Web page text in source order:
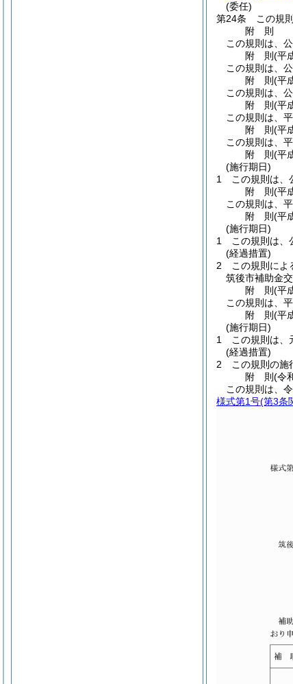
(委任)
第24条
この規
附 則
この規則は、
附 則(平
この規則は、
附 則(平
この規則は、
附 則(平
この規則は、
附 則(平
この規則は、
附 則(平
(施行期日)
1
この規則は、
附 則(平
この規則は、
附 則(平
(施行期日)
1
この規則は、
(経過措置)
2
この規則に
筑後市補助金
附 則(平
この規則は、
附 則(平
(施行期日)
1
この規則は、
(経過措置)
2
この規則の施
附 則(令
この規則は、
様式第1号(第3条